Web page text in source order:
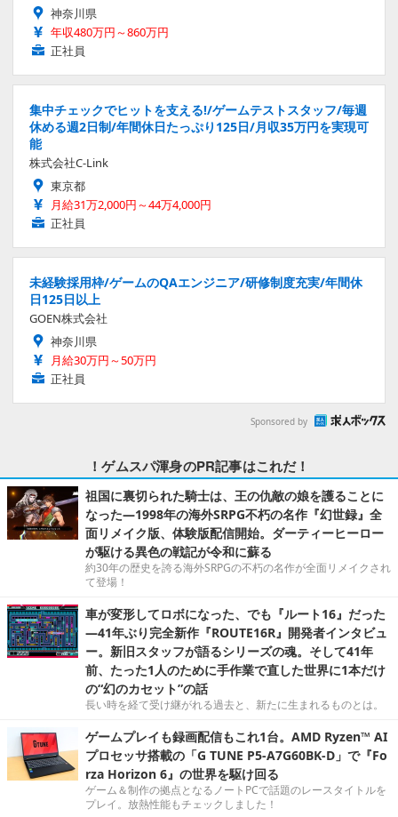
神奈川県
年収480万円～860万円
正社員
集中チェックでヒットを支える!/ゲームテストスタッフ/毎週
休める週2日制/年間休日たっぷり125日/月収35万円を実現可
能
株式会社C-Link
東京都
月給31万2,000円～44万4,000円
正社員
未経験採用枠/ゲームのQAエンジニア/研修制度充実/年間休
日125日以上
GOEN株式会社
神奈川県
月給30万円～50万円
正社員
Sponsored by
！ゲムスパ渾身のPR記事はこれだ！
祖国に裏切られた騎士は、王の仇敵の娘を護ることに
なった―1998年の海外SRPG不朽の名作『幻世録』全
面リメイク版、体験版配信開始。ダーティーヒーロー
が駆ける異色の戦記が令和に蘇る
約30年の歴史を誇る海外SRPGの不朽の名作が全面リメイクされ
て登場！
車が変形してロボになった、でも『ルート16』だった
―41年ぶり完全新作『ROUTE16R』開発者インタビュ
ー。新旧スタッフが語るシリーズの魂。そして41年
前、たった1人のために手作業で直した世界に1本だけ
の“幻のカセット”の話
長い時を経て受け継がれる過去と、新たに生まれるものとは。
ゲームプレイも録画配信もこれ1台。AMD Ryzen™ AI
プロセッサ搭載の「G TUNE P5-A7G60BK-D」で『Fo
rza Horizon 6』の世界を駆け回る
ゲーム＆制作の拠点となるノートPCで話題のレースタイトルを
プレイ。放熱性能もチェックしました！